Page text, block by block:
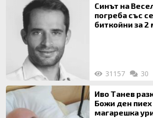
Синът на
погреба със
биткойни за 2
31157 30
Иво Танев
Божи ден пиех
магарешка